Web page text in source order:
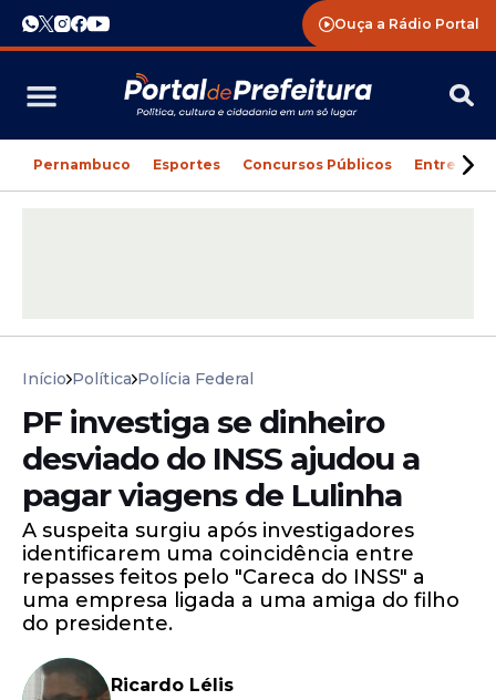
Ouça a Rádio Portal
Pernambuco Esportes Concursos Públicos
Início Política Polícia Federal
PF investiga se dinheiro
desviado do INSS ajudou a
pagar viagens de Lulinha
A suspeita surgiu após investigadores
identificarem uma coincidência entre
repasses feitos pelo "Careca do INSS" a
uma empresa ligada a uma amiga do filho
do presidente.
Ricardo Lélis